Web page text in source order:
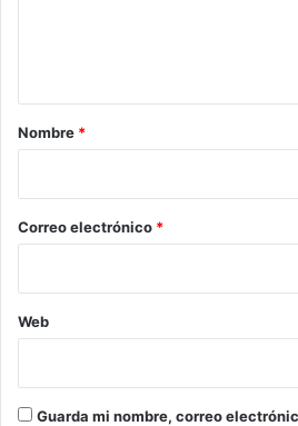
r
*
Nombre *
Correo electrónico *
Web
Guarda mi nombre, correo